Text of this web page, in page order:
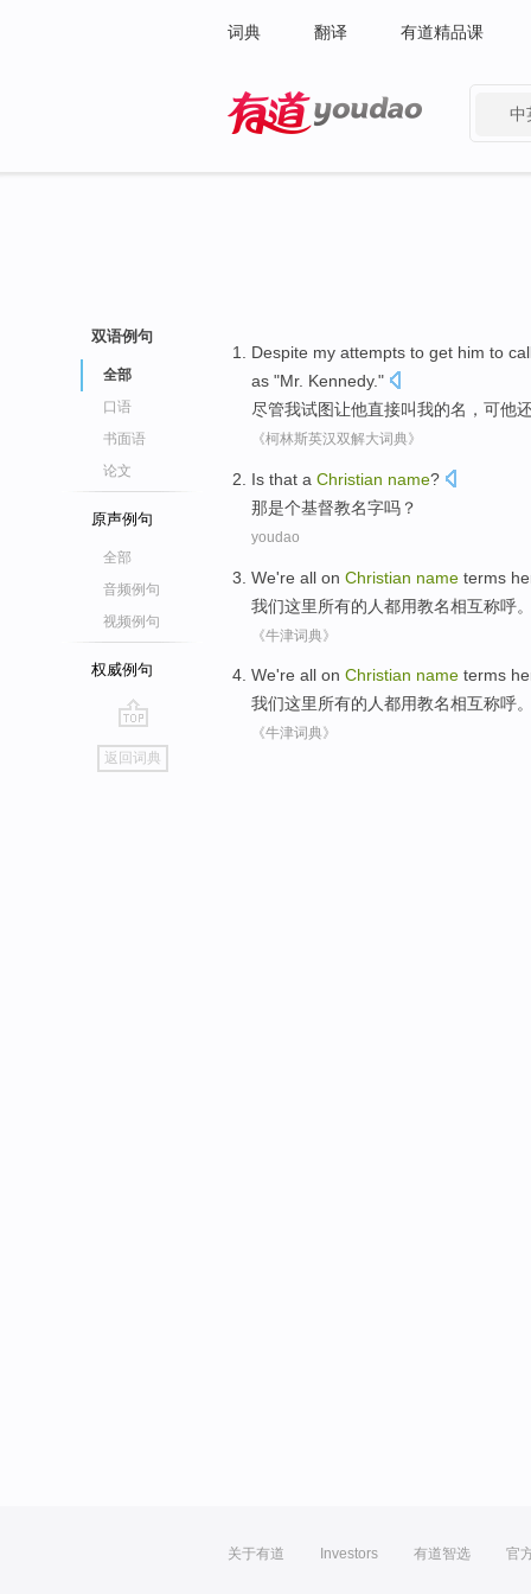
词典 翻译 有道精品课
中
双语例句
全部
口语
书面语
论文
原声例句
全部
音频例句
视频例句
权威例句
go
top
返回词典
Despite my attempts to get him to
as "Mr. Kennedy."
尽管我试图让他直接叫我的名 ，可他
《柯林斯英汉双解大词典》
Is that a Christian name?
那是个基督教名字吗？
youdao
We're all on Christian name terms
我们这里所有的人都用教名相互称呼。
《牛津词典》
We're all on Christian name terms
我们这里所有的人都用教名相互称呼。
《牛津词典》
关于有道 Investors 有道智选 官